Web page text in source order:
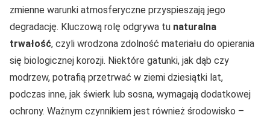
zmienne warunki atmosferyczne przyspieszają jego
degradację. Kluczową rolę odgrywa tu naturalna
trwałość, czyli wrodzona zdolność materiału do opierania
się biologicznej korozji. Niektóre gatunki, jak dąb czy
modrzew, potrafią przetrwać w ziemi dziesiątki lat,
podczas inne, jak świerk lub sosna, wymagają dodatkowej
ochrony. Ważnym czynnikiem jest również środowisko –